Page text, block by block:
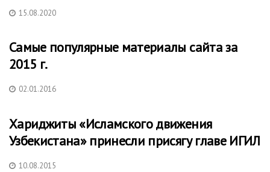
15.08.2020
Самые популярные материалы сайта за
2015 г.
02.01.2016
Хариджиты «Исламского движения
Узбекистана» принесли присягу главе ИГИЛ
10.08.2015